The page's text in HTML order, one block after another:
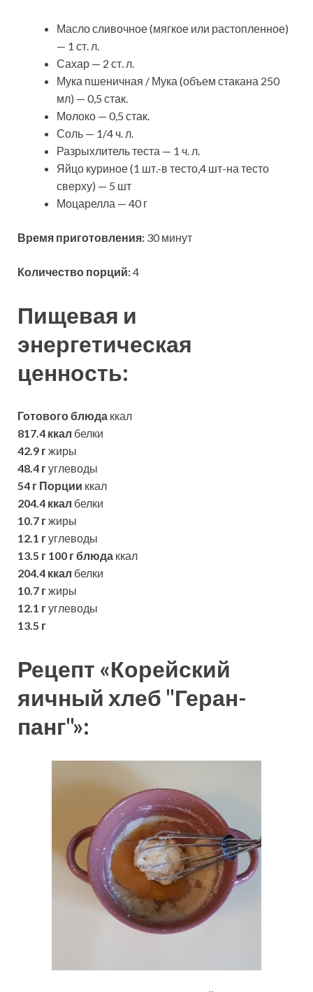
Масло сливочное (мягкое или растопленное)
— 1 ст. л.
Сахар — 2 ст. л.
Мука пшеничная / Мука (объем стакана 250
мл) — 0,5 стак.
Молоко — 0,5 стак.
Соль — 1/4 ч. л.
Разрыхлитель теста — 1 ч. л.
Яйцо куриное (1 шт.-в тесто,4 шт-на тесто
сверху) — 5 шт
Моцарелла — 40 г
Время приготовления: 30 минут
Количество порций:4
Пищевая и
энергетическая
ценность:
Готового блюда ккал
817.4 ккал белки
42.9 гжиры
48.4 гуглеводы
54 г Порции ккал
204.4 ккал белки
10.7 гжиры
12.1 гуглеводы
13.5 г 100 г блюда ккал
204.4 ккал белки
10.7 гжиры
12.1 гуглеводы
13.5 г
Рецепт «Корейский
яичный хлеб "Геран-
панг"»: